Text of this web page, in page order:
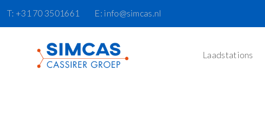
T: +31 70 3501661 E: info@simcas.nl
Laadstations